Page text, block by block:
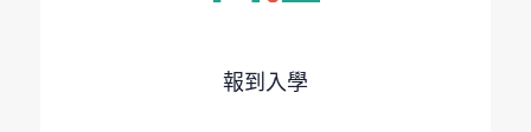
報到入學